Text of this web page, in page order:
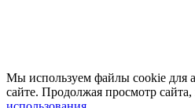
Мы используем файлы cookie для
сайте. Продолжая просмотр